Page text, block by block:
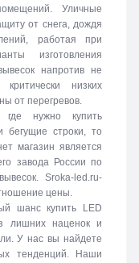
Уличные
от снега, дождя
работая при
изготовления
напротив не
низких
от перегревов.
нужно купить
бегущие строки, то
магазин является
завода России по
Sroka-led.ru-
цены.
шанс купить LED
лишних наценок и
У нас вы найдете
тенденций. Наши